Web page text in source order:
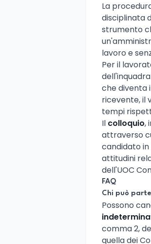
La
disciplinata
strumento
lavoro e
Per il
che diventa
ricevente, il
tempi
Il colloquio,
attraverso
candidato
attitudini
dell'UOC
FAQ
Chi può
Possono
comma 2,
quella dei